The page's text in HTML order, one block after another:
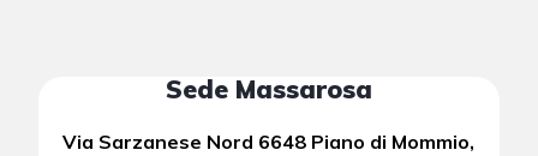
Sede Massarosa
Via Sarzanese Nord 6648 Piano di Mommio,